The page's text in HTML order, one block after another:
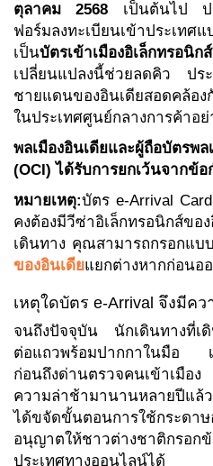
ตุลาคม 2568 เป็นต้นไป ปร
ฟอร์มลงทะเบียนเข้าประเท
เป็นบัตรเข้าเมืองอิเล็กทรอนิ
เปลี่ยนแปลงนี้ช่วยลดคิว ปร
ชายแดนของอินเดียสอดคล้อ
ในประเทศศูนย์กลางการค้าอย่
พลเมืองอินเดียและผู้ถือบัตรพ
(OCI) ได้รับการยกเว้นจากข้
หมายเหตุ:บัตร e-Arrival
คงต้องมีวีซ่าอิเล็กทรอนิกส์ขอ
เดินทาง คุณสามารถกรอกแบบ
ของอินเดียแยกต่างหากก่อนอ
เหตุใดบัตร e-Arrival จึงมีค
จนถึงปัจจุบัน นักเดินทางที่เดิ
ต่อแถวพร้อมปากกาในมือ เ
ก่อนถึงด่านตรวจคนเข้าเมื
ความล่าช้ามานานหลายปีแล้
ได้ขจัดขั้นตอนการใช้กระด
อนุญาตให้ชาวต่างชาติกรอกข้
ประเทศทางออนไลน์ได้